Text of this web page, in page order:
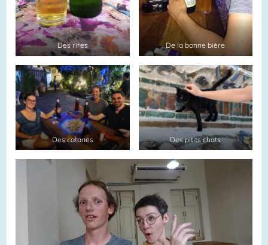
Des rires De la bonne bière
Des catanes Des pitits chats